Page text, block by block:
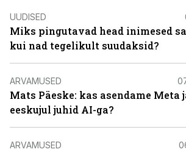
UUDISED
Miks pingutavad head inimesed
kui nad tegelikult suudaksid?
ARVAMUSED
Mats Päeske: kas asendame Meta
eeskujul juhid AI-ga?
ARVAMUSED